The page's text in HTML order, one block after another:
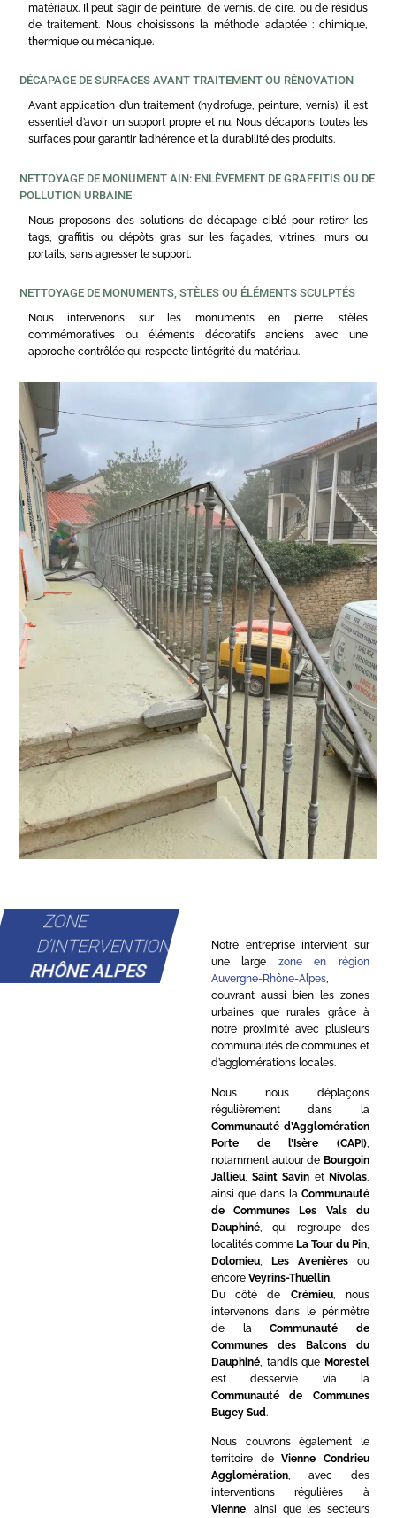
matériaux. Il peut s’agir de peinture, de vernis, de cire, ou de résidus
de traitement. Nous choisissons la méthode adaptée : chimique,
thermique ou mécanique.
DÉCAPAGE DE SURFACES AVANT TRAITEMENT OU RÉNOVATION
Avant application d’un traitement (hydrofuge, peinture, vernis), il est
essentiel d’avoir un support propre et nu. Nous décapons toutes les
surfaces pour garantir l’adhérence et la durabilité des produits.
NETTOYAGE DE MONUMENT AIN: ENLÈVEMENT DE GRAFFITIS OU DE
POLLUTION URBAINE
Nous proposons des solutions de décapage ciblé pour retirer les
tags, graffitis ou dépôts gras sur les façades, vitrines, murs ou
portails, sans agresser le support.
NETTOYAGE DE MONUMENTS, STÈLES OU ÉLÉMENTS SCULPTÉS
Nous intervenons sur les monuments en pierre, stèles
commémoratives ou éléments décoratifs anciens avec une
approche contrôlée qui respecte l’intégrité du matériau.
ZONE
D'INTERVENTION
RHÔNE ALPES
Notre entreprise intervient sur
une large zone en région
Auvergne-Rhône-Alpes,
couvrant aussi bien les zones
urbaines que rurales grâce à
notre proximité avec plusieurs
communautés de communes et
d’agglomérations locales.
Nous nous déplaçons
régulièrement dans la
Communauté d’Agglomération
Porte de l’Isère (CAPI)
notamment autour de Bourgoin
Jallieu,Saint Savin et Nivolas
ainsi que dans la Communauté
de Communes Les Vals du
Dauphiné, qui regroupe des
localités comme La Tour du Pin
Dolomieu, Les Avenièresou
encore Veyrins-Thuellin.
Du côté de Crémieu, nous
intervenons dans le périmètre
de laCommunauté de
Communes des Balcons du
Dauphiné, tandis que Morestel
est desservie via la
Communauté de Communes
Bugey Sud.
Nous couvrons également le
territoire deVienne Condrieu
Agglomération, avec des
interventions régulières à
Vienne, ainsi que les secteurs